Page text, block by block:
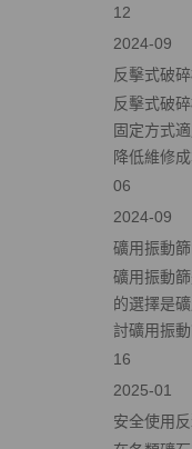
12
2024-09
反擊式破
反擊式破
固定方式
降低維修
06
2024-09
礦用振動
礦用振動
的選擇是
討礦用振動
16
2025-01
安全使用